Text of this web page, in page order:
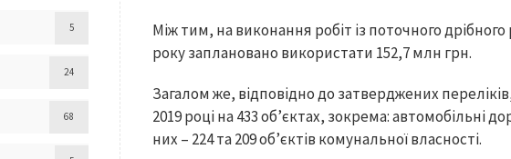
Між тим, на виконання робіт із поточного
року заплановано використати 152,7 млн грн.
Загалом же, відповідно до затверджених
2019 році на 433 об’єктах, зокрема: автомобільні
них – 224 та 209 об’єктів комунальної власності.
5
24
68